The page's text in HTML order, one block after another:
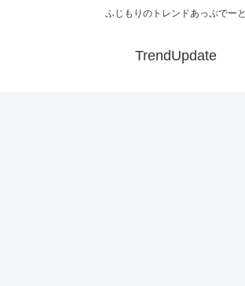
ふじもりのトレンドあっぷでーと
TrendUpdate